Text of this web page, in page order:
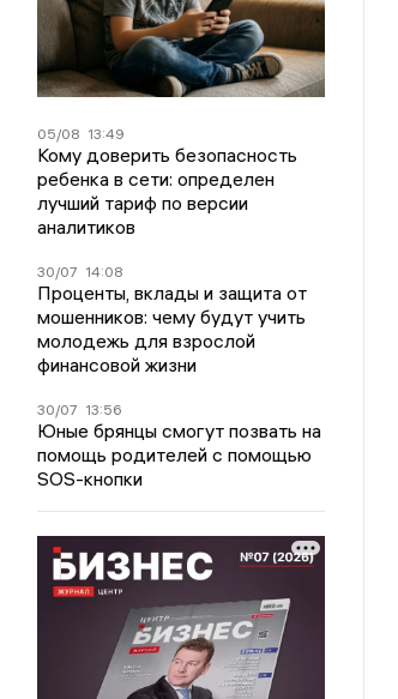
05/08 13:49
Кому доверить безопасность
ребенка в сети: определен
лучший тариф по версии
аналитиков
30/07 14:08
Проценты, вклады и защита от
мошенников: чему будут учить
молодежь для взрослой
финансовой жизни
30/07 13:56
Юные брянцы смогут позвать на
помощь родителей с помощью
SOS-кнопки